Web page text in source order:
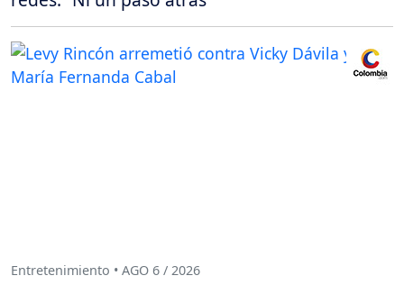
Entretenimiento • AGO 6 / 2026